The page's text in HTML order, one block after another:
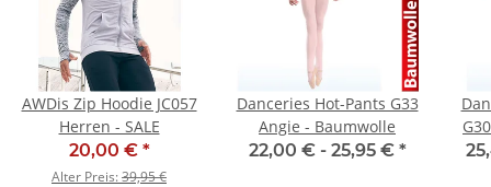
AWDis Zip Hoodie JC057
Herren - SALE
20,00 € *
Alter Preis:39,95 €
Danceries Hot-Pants G33
Angie - Baumwolle
22,00 € - 25,95 € *